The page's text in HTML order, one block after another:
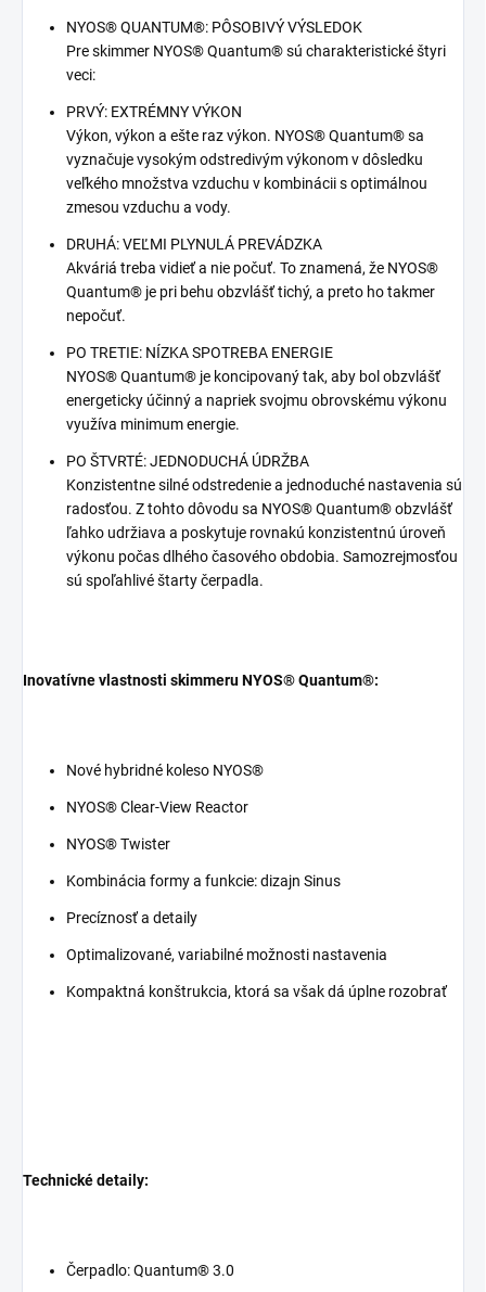
NYOS® QUANTUM®: PÔSOBIVÝ VÝSLEDOK
Pre skimmer NYOS® Quantum® sú charakteristické štyri
veci:
PRVÝ: EXTRÉMNY VÝKON
Výkon, výkon a ešte raz výkon. NYOS® Quantum® sa
vyznačuje vysokým odstredivým výkonom v dôsledku
veľkého množstva vzduchu v kombinácii s optimálnou
zmesou vzduchu a vody.
DRUHÁ: VEĽMI PLYNULÁ PREVÁDZKA
Akváriá treba vidieť a nie počuť. To znamená, že NYOS®
Quantum® je pri behu obzvlášť tichý, a preto ho takmer
nepočuť.
PO TRETIE: NÍZKA SPOTREBA ENERGIE
NYOS® Quantum® je koncipovaný tak, aby bol obzvlášť
energeticky účinný a napriek svojmu obrovskému výkonu
využíva minimum energie.
PO ŠTVRTÉ: JEDNODUCHÁ ÚDRŽBA
Konzistentne silné odstredenie a jednoduché nastavenia sú
radosťou. Z tohto dôvodu sa NYOS® Quantum® obzvlášť
ľahko udržiava a poskytuje rovnakú konzistentnú úroveň
výkonu počas dlhého časového obdobia. Samozrejmosťou
sú spoľahlivé štarty čerpadla.
Inovatívne vlastnosti skimmeru NYOS® Quantum®:
Nové hybridné koleso NYOS®
NYOS® Clear-View Reactor
NYOS® Twister
Kombinácia formy a funkcie: dizajn Sinus
Precíznosť a detaily
Optimalizované, variabilné možnosti nastavenia
Kompaktná konštrukcia, ktorá sa však dá úplne rozobrať
Technické detaily:
Čerpadlo: Quantum® 3.0